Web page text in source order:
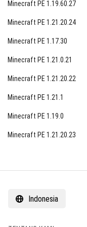
Daftar server
Jika daftar
memuat,
Perubahan
Menambahkan 60
pengembangan
Minecraft PE 1.19.60.27
Minecraft PE 1.21.20.24
Minecraft PE 1.17.30
Minecraft PE 1.21.0.21
Minecraft PE 1.21.20.22
Minecraft PE 1.21.1
Minecraft PE 1.19.0
Minecraft PE 1.21.20.23
Indonesia